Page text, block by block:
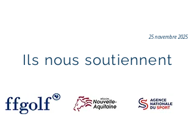
25 novembre 2025
Ils nous soutiennent